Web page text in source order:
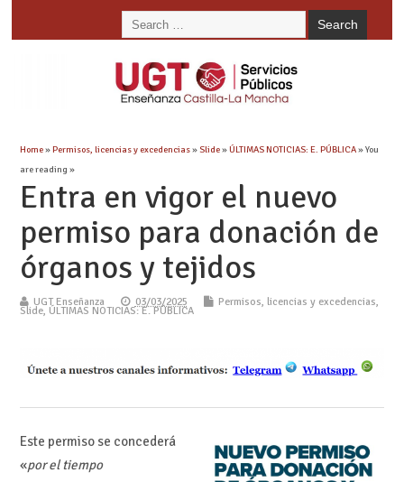
Home»Permisos, licencias y excedencias»Slide»ÚLTIMAS NOTICIAS: E. PÚBLICA» You
are reading »
Entra en vigor el nuevo
permiso para donación de
órganos y tejidos
UGT Enseñanza 03/03/2025 Permisos, licencias y excedencias,
Slide, ÚLTIMAS NOTICIAS: E. PÚBLICA
Este permiso se concederá
«por el tiempo